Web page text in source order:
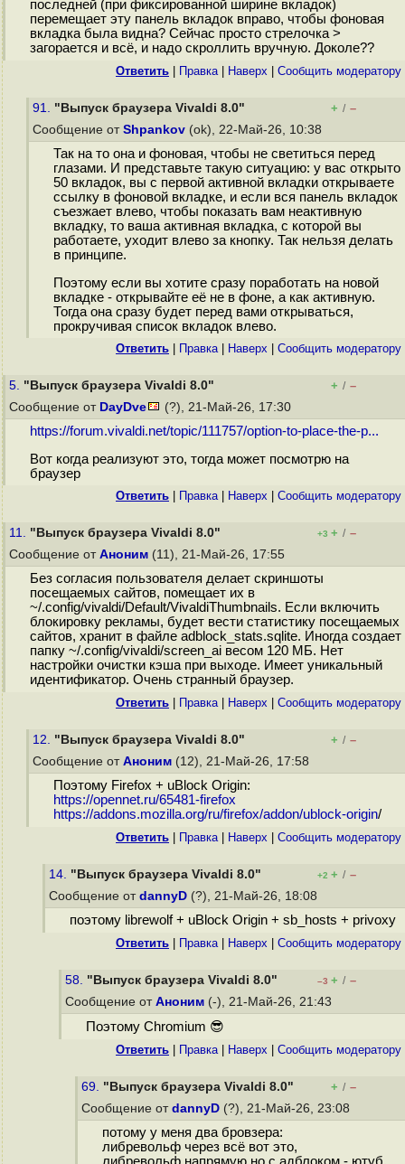
последней (при фиксированной ширине вкладок)
перемещает эту панель вкладок вправо, чтобы фоновая
вкладка была видна? Сейчас просто стрелочка >
загорается и всё, и надо скроллить вручную. Доколе??
Ответить Правка| Наверх Cообщить модератору
91. "Выпуск браузера Vivaldi 8.0" + / –
Сообщение от Shpankov (ok), 22-Май-26, 10:38
Так на то она и фоновая, чтобы не светиться перед
глазами. И представьте такую ситуацию: у вас открыто
50 вкладок, вы с первой активной вкладки открываете
ссылку в фоновой вкладке, и если вся панель вкладок
съезжает влево, чтобы показать вам неактивную
вкладку, то ваша активная вкладка, с которой вы
работаете, уходит влево за кнопку. Так нельзя делать
в принципе.
Поэтому если вы хотите сразу поработать на новой
вкладке - открывайте её не в фоне, а как активную.
Тогда она сразу будет перед вами открываться,
прокручивая список вкладок влево.
Ответить Правка| Наверх Cообщить модератору
5. "Выпуск браузера Vivaldi 8.0" + / –
Сообщение от DayDve (?), 21-Май-26, 17:30
https://forum.vivaldi.net/topic/111757/option-to-place-the-p...
Вот когда реализуют это, тогда может посмотрю на
браузер
Ответить Правка| Наверх Cообщить модератору
11. "Выпуск браузера Vivaldi 8.0" +3 + / –
Сообщение от Аноним (11), 21-Май-26, 17:55
Без согласия пользователя делает скриншоты
посещаемых сайтов, помещает их в
~/.config/vivaldi/Default/VivaldiThumbnails. Если включить
блокировку рекламы, будет вести статистику посещаемых
сайтов, хранит в файле adblock_stats.sqlite. Иногда создает
папку ~/.config/vivaldi/screen_ai весом 120 МБ. Нет
настройки очистки кэша при выходе. Имеет уникальный
идентификатор. Очень странный браузер.
Ответить Правка| Наверх Cообщить модератору
12. "Выпуск браузера Vivaldi 8.0" + / –
Сообщение от Аноним (12), 21-Май-26, 17:58
Поэтому Firefox + uBlock Origin:
https://opennet.ru/65481-firefox
https://addons.mozilla.org/ru/firefox/addon/ublock-origin/
Ответить Правка| Наверх Cообщить модератору
14. "Выпуск браузера Vivaldi 8.0" +2 + / –
Сообщение от dannyD (?), 21-Май-26, 18:08
поэтому librewolf + uBlock Origin + sb_hosts + privoxy
Ответить Правка| Наверх Cообщить модератору
58. "Выпуск браузера Vivaldi 8.0" –3 + / –
Сообщение от Аноним (-), 21-Май-26, 21:43
Поэтому Chromium 😎
Ответить Правка| Наверх Cообщить модератору
69. "Выпуск браузера Vivaldi 8.0" + / –
Сообщение от dannyD (?), 21-Май-26, 23:08
потому у меня два бровзера:
либревольф через всё вот это,